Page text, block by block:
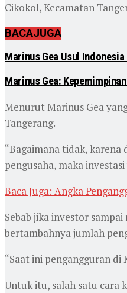
Cikokol, Kecamatan
BACAJUGA
Marinus Gea Usul
Marinus Gea:
Menurut Marinus Gea
Tangerang.
“Bagaimana tidak, karena
pengusaha, maka
Baca Juga: Angka
Sebab jika investor
bertambahnya jumlah
“Saat ini pengangguran di
Untuk itu, salah satu cara